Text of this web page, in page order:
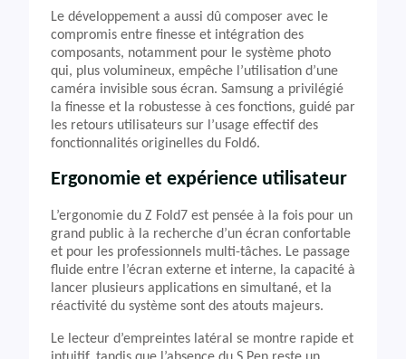
Le développement a aussi dû composer avec le
compromis entre finesse et intégration des
composants, notamment pour le système photo
qui, plus volumineux, empêche l’utilisation d’une
caméra invisible sous écran. Samsung a privilégié
la finesse et la robustesse à ces fonctions, guidé par
les retours utilisateurs sur l’usage effectif des
fonctionnalités originelles du Fold6.
Ergonomie et expérience utilisateur
L’ergonomie du Z Fold7 est pensée à la fois pour un
grand public à la recherche d’un écran confortable
et pour les professionnels multi-tâches. Le passage
fluide entre l’écran externe et interne, la capacité à
lancer plusieurs applications en simultané, et la
réactivité du système sont des atouts majeurs.
Le lecteur d’empreintes latéral se montre rapide et